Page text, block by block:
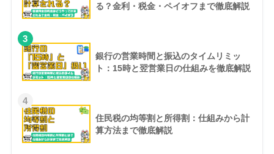
る？金利・税金・ペイオフまで徹底解説
3
銀行の営業時間と振込のタイムリミッ
ト：15時と翌営業日の仕組みを徹底解説
4
住民税の均等割と所得割：仕組みから計
算方法まで徹底解説